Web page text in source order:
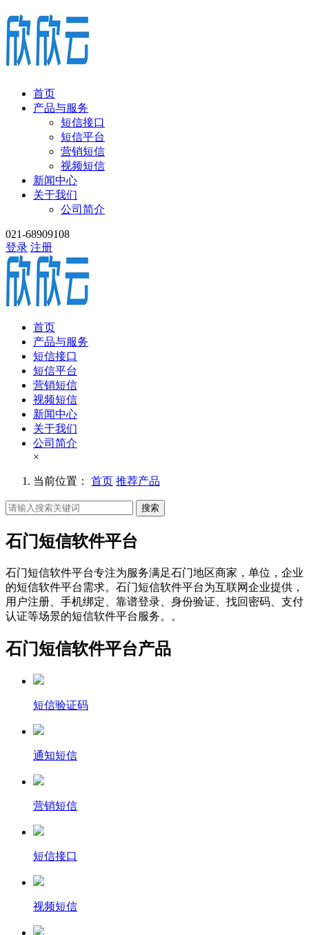
首页
产品与服务
短信接口
短信平台
营销短信
视频短信
新闻中心
关于我们
公司简介
021-68909108
登录 注册
首页
产品与服务
短信接口
短信平台
营销短信
视频短信
新闻中心
关于我们
公司简介
×
当前位置： 首页 推荐产品
搜索
石门短信软件平台
石门短信软件平台专注为服务满足石门地区商家，单位，企业
的短信软件平台需求。石门短信软件平台为互联网企业提供，
用户注册、手机绑定、靠谱登录、身份验证、找回密码、支付
认证等场景的短信软件平台服务。。
石门短信软件平台产品
短信验证码
通知短信
营销短信
短信接口
视频短信